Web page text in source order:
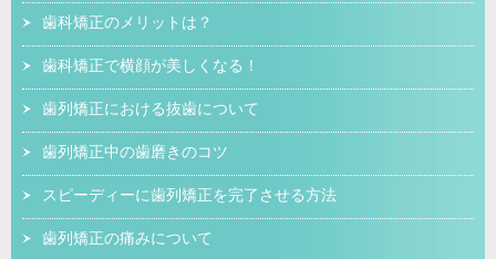
歯科矯正のメリットは？
歯科矯正で横顔が美しくなる！
歯列矯正における抜歯について
歯列矯正中の歯磨きのコツ
スピーディーに歯列矯正を完了させる方法
歯列矯正の痛みについて